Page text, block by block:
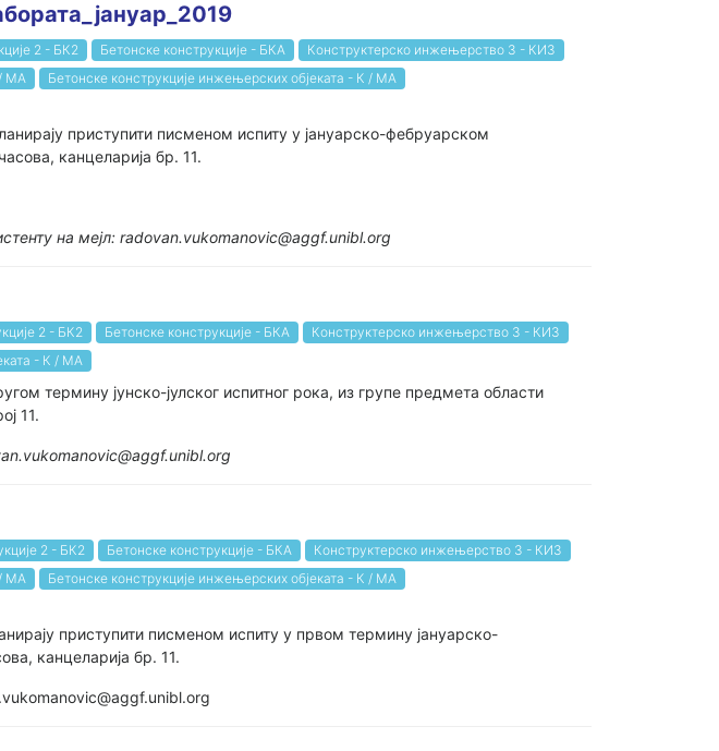
2 - БК2 Бетонске конструкције - БКА
Конструктерско инжењерство 3 - КИ3
/ МА
Бетонске конструкције инжењерских објеката - К / МА
приступити писменом испиту у јануарско-фебруарском
канцеларија бр. 11.
на мејл: radovan.vukomanovic@aggf.unibl.org
2 - БК2 Бетонске конструкције - БКА
Конструктерско инжењерство 3 - КИ3
- К / МА
термину јунско-јулског испитног рока, из групе предмета области
11.
2 - БК2 Бетонске конструкције - БКА
Конструктерско инжењерство 3 - КИ3
/ МА
Бетонске конструкције инжењерских објеката - К / МА
приступити писменом испиту у првом термину јануарско-
канцеларија бр. 11.